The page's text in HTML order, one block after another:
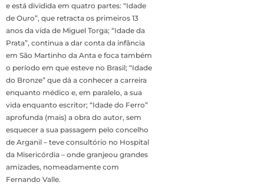
e está dividida em quatro partes: “Idade
de Ouro”, que retracta os primeiros 13
anos da vida de Miguel Torga; “Idade da
Prata”, continua a dar conta da infância
em São Martinho da Anta e foca também
o período em que esteve no Brasil; “Idade
do Bronze” que dá a conhecer a carreira
enquanto médico e, em paralelo, a sua
vida enquanto escritor; “Idade do Ferro”
aprofunda (mais) a obra do autor, sem
esquecer a sua passagem pelo concelho
de Arganil – teve consultório no Hospital
da Misericórdia – onde granjeou grandes
amizades, nomeadamente com
Fernando Valle.